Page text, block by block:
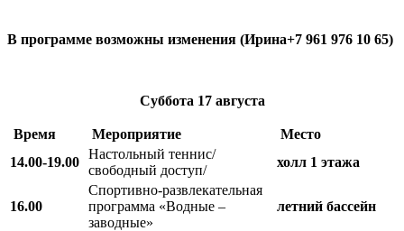
В программе возможны изменения (Ирина+7 961 976 10 65)
Суббота 17 августа
Время Мероприятие
Место
14.00-19.00
Настольный теннис/
свободный доступ/
холл 1 этажа
16.00
Спортивно-развлекательная
программа «Водные –
заводные»
летний бассейн